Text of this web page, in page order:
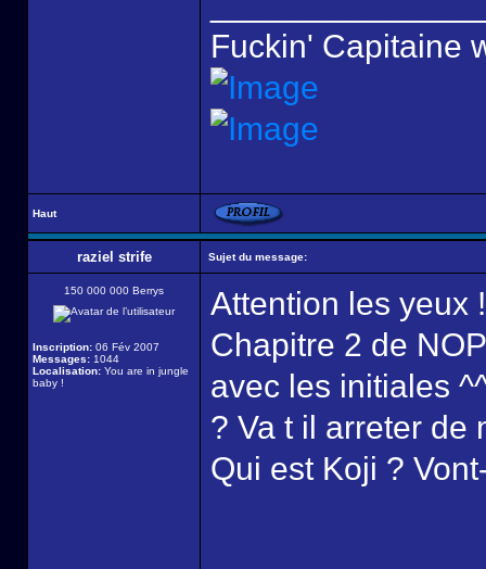
Fuckin' Capitaine
Haut
raziel strife Sujet du message:
150 000 000 Berrys
Inscription: 06 Fév 2007
Messages: 1044
Localisation: You are in jungle
baby !
Attention les yeux
Chapitre 2 de
avec les initiales
? Va t il arreter de
Qui est Koji ?